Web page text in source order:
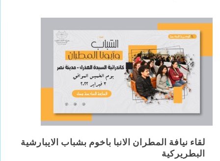
لقاء نيافة المطران الانبا باخوم بشباب الايبارشية
البطريركية